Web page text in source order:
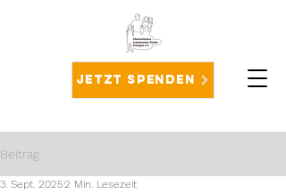
Jetzt spenden
Beitrag
3. Sept. 20252 Min. Lesezeit